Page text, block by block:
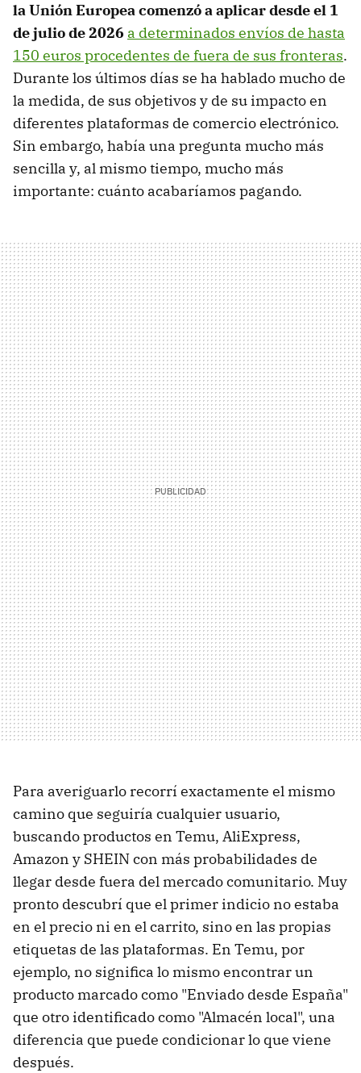
la Unión Europea comenzó a aplicar desde el 1
de juliode 2026 a determinados envíos de hasta
150 euros procedentes de fuera de sus fronteras.
Durante los últimos días se ha hablado mucho de
la medida, de sus objetivos y de su impacto en
diferentes plataformas de comercio electrónico.
Sin embargo, había una pregunta mucho más
sencilla y, al mismo tiempo, mucho más
importante: cuánto acabaríamos pagando.
Para averiguarlo recorrí exactamente el mismo
camino que seguiría cualquier usuario,
buscando productos en Temu, AliExpress,
Amazon y SHEIN con más probabilidades de
llegar desde fuera del mercado comunitario. Muy
pronto descubrí que el primer indicio no estaba
en el precio ni en el carrito, sino en las propias
etiquetas de las plataformas. En Temu, por
ejemplo, no significa lo mismo encontrar un
producto marcado como "Enviado desde España"
que otro identificado como "Almacén local", una
diferencia que puede condicionar lo que viene
después.